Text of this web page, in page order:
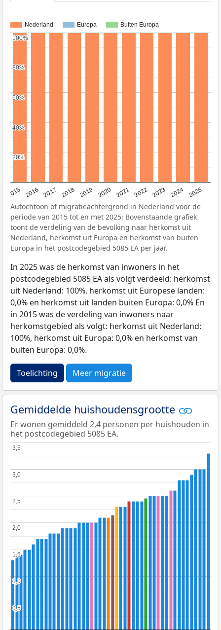
Nederland Europa Buiten Europa
2015 2016 2017 2018 2019 2020 2021 2022 2023 2024 2025
20%
20%
40%
40%
60%
60%
80%
80%
100%
100%
Autochtoon of migratieachtergrond in Nederland voor de
periode van 2015 tot en met 2025: Bovenstaande grafiek
toont de verdeling van de bevolking naar herkomst uit
Nederland, herkomst uit Europa en herkomst van buiten
Europa in het postcodegebied 5085 EA per jaar.
In 2025 was de herkomst van inwoners in het
postcodegebied 5085 EA als volgt verdeeld: herkomst
uit Nederland: 100%, herkomst uit Europese landen:
0,0% en herkomst uit landen buiten Europa: 0,0% En
in 2015 was de verdeling van inwoners naar
herkomstgebied als volgt: herkomst uit Nederland:
100%, herkomst uit Europa: 0,0% en herkomst van
buiten Europa: 0,0%.
Toelichting Meer migratie
Gemiddelde huishoudensgrootte
Er wonen gemiddeld 2,4 personen per huishouden in
het postcodegebied 5085 EA.
0,5
0,5
1,0
1,0
1,5
1,5
2,0
2,0
2,5
2,5
3,0
3,0
3,5
3,5